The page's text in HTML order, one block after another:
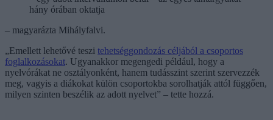
hány órában oktatja
– magyarázta Mihályfalvi.
„Emellett lehetővé teszi tehetséggondozás céljából a csoportos
foglalkozásokat. Ugyanakkor megengedi például, hogy a
nyelvórákat ne osztályonként, hanem tudásszint szerint szervezzék
meg, vagyis a diákokat külön csoportokba sorolhatják attól függően,
milyen szinten beszélik az adott nyelvet” – tette hozzá.